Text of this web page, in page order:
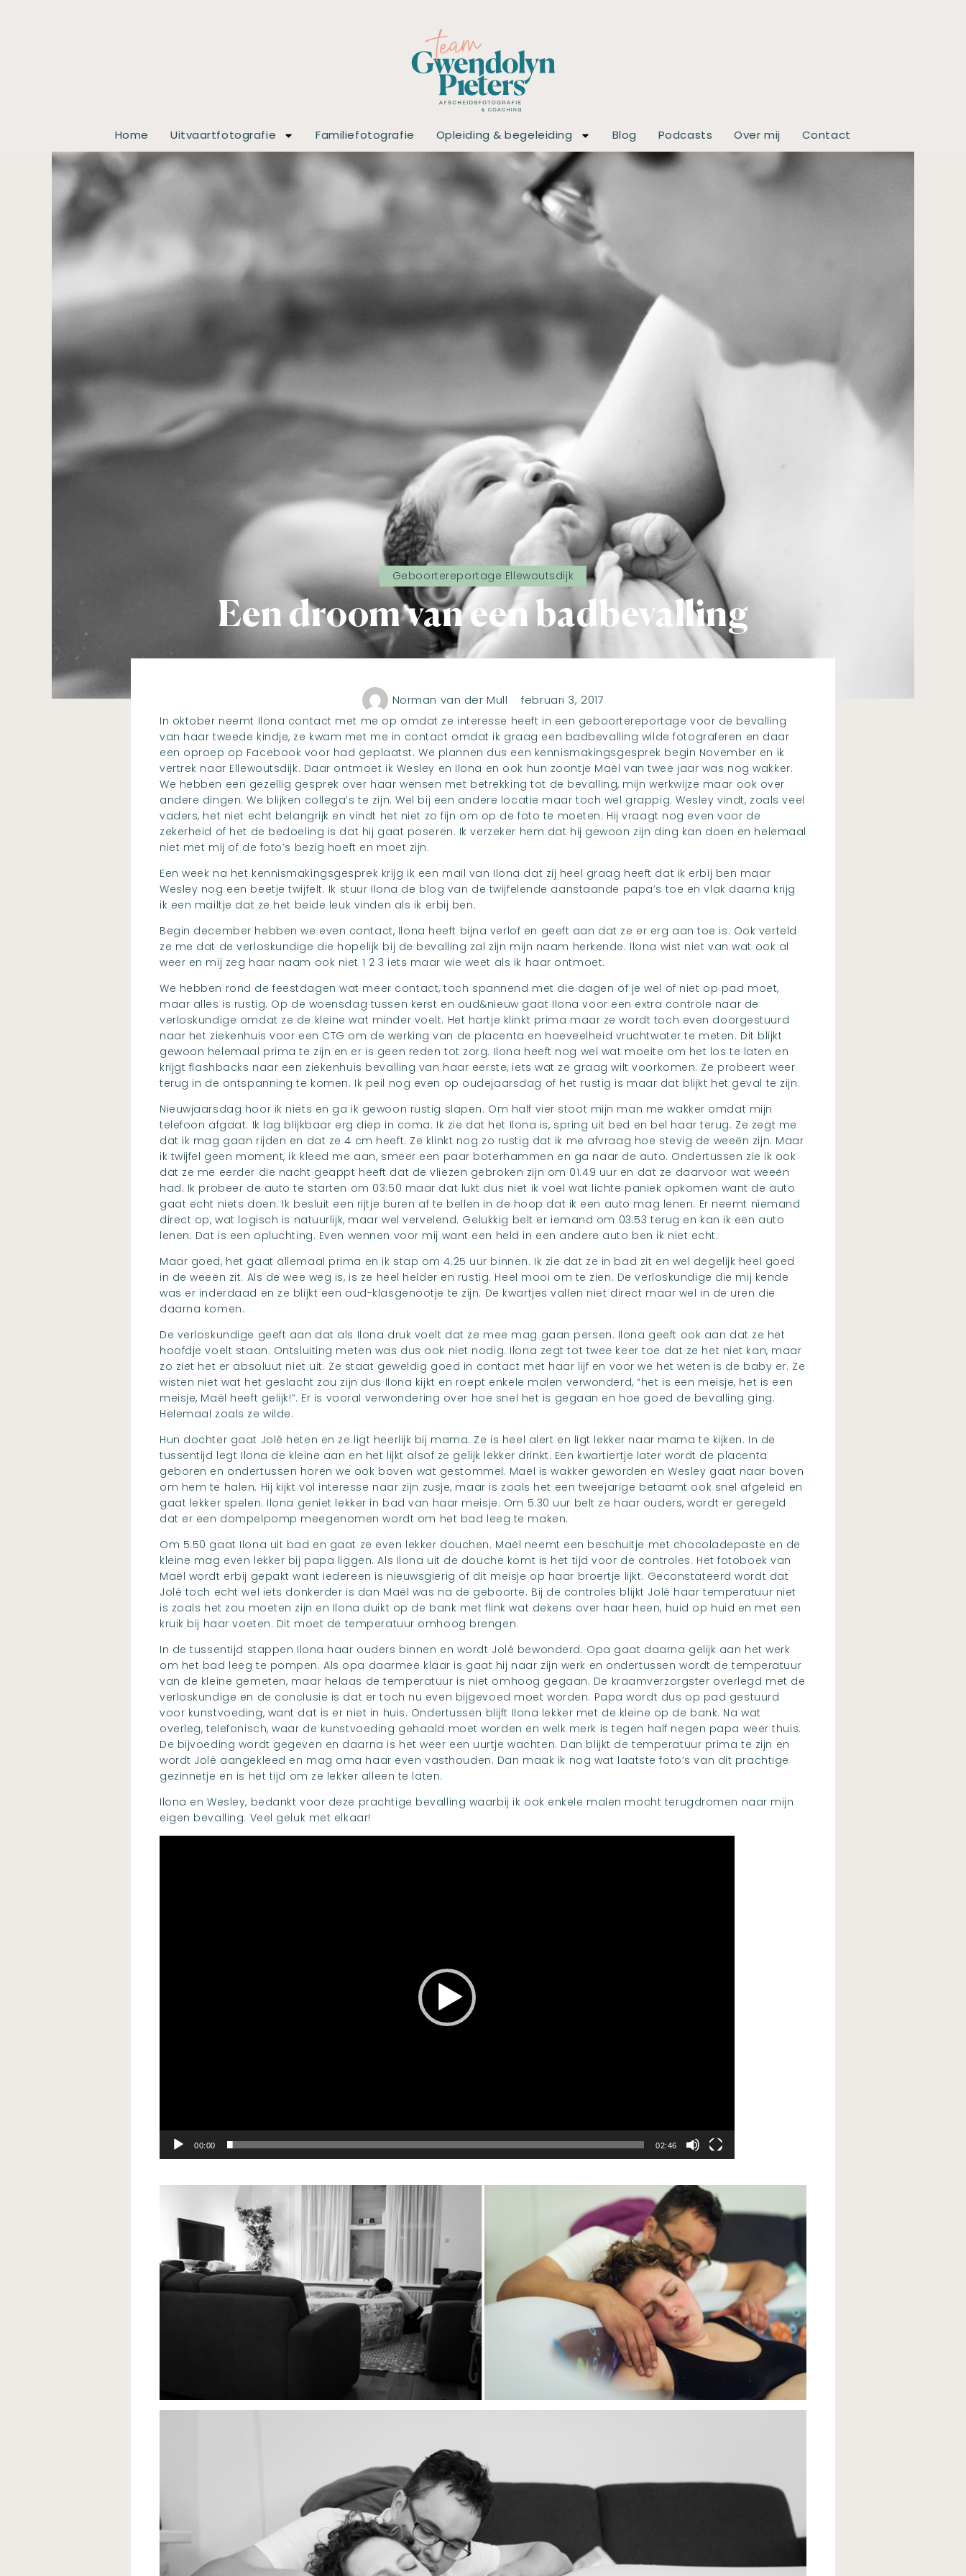
Home Uitvaartfotografie Familiefotografie Opleiding & begeleiding Blog Podcasts Over mij Contact
Geboortereportage Ellewoutsdijk
Een droom van een badbevalling
Norman van der Mull februari 3, 2017
In oktober neemt Ilona contact met me op omdat ze interesse heeft in een geboortereportage voor de bevalling
van haar tweede kindje, ze kwam met me in contact omdat ik graag een badbevalling wilde fotograferen en daar
een oproep op Facebook voor had geplaatst. We plannen dus een kennismakingsgesprek begin November en ik
vertrek naar Ellewoutsdijk. Daar ontmoet ik Wesley en Ilona en ook hun zoontje Maël van twee jaar was nog wakker.
We hebben een gezellig gesprek over haar wensen met betrekking tot de bevalling, mijn werkwijze maar ook over
andere dingen. We blijken collega’s te zijn. Wel bij een andere locatie maar toch wel grappig. Wesley vindt, zoals veel
vaders, het niet echt belangrijk en vindt het niet zo fijn om op de foto te moeten. Hij vraagt nog even voor de
zekerheid of het de bedoeling is dat hij gaat poseren. Ik verzeker hem dat hij gewoon zijn ding kan doen en helemaal
niet met mij of de foto’s bezig hoeft en moet zijn.
Een week na het kennismakingsgesprek krijg ik een mail van Ilona dat zij heel graag heeft dat ik erbij ben maar
Wesley nog een beetje twijfelt. Ik stuur Ilona de blog van de twijfelende aanstaande papa’s toe en vlak daarna krijg
ik een mailtje dat ze het beide leuk vinden als ik erbij ben.
Begin december hebben we even contact, Ilona heeft bijna verlof en geeft aan dat ze er erg aan toe is. Ook verteld
ze me dat de verloskundige die hopelijk bij de bevalling zal zijn mijn naam herkende. Ilona wist niet van wat ook al
weer en mij zeg haar naam ook niet 1 2 3 iets maar wie weet als ik haar ontmoet.
We hebben rond de feestdagen wat meer contact, toch spannend met die dagen of je wel of niet op pad moet,
maar alles is rustig. Op de woensdag tussen kerst en oud&nieuw gaat Ilona voor een extra controle naar de
verloskundige omdat ze de kleine wat minder voelt. Het hartje klinkt prima maar ze wordt toch even doorgestuurd
naar het ziekenhuis voor een CTG om de werking van de placenta en hoeveelheid vruchtwater te meten. Dit blijkt
gewoon helemaal prima te zijn en er is geen reden tot zorg. Ilona heeft nog wel wat moeite om het los te laten en
krijgt flashbacks naar een ziekenhuis bevalling van haar eerste, iets wat ze graag wilt voorkomen. Ze probeert weer
terug in de ontspanning te komen. Ik peil nog even op oudejaarsdag of het rustig is maar dat blijkt het geval te zijn.
Nieuwjaarsdag hoor ik niets en ga ik gewoon rustig slapen. Om half vier stoot mijn man me wakker omdat mijn
telefoon afgaat. Ik lag blijkbaar erg diep in coma. Ik zie dat het Ilona is, spring uit bed en bel haar terug. Ze zegt me
dat ik mag gaan rijden en dat ze 4 cm heeft. Ze klinkt nog zo rustig dat ik me afvraag hoe stevig de weeën zijn. Maar
ik twijfel geen moment, ik kleed me aan, smeer een paar boterhammen en ga naar de auto. Ondertussen zie ik ook
dat ze me eerder die nacht geappt heeft dat de vliezen gebroken zijn om 01.49 uur en dat ze daarvoor wat weeën
had. Ik probeer de auto te starten om 03:50 maar dat lukt dus niet ik voel wat lichte paniek opkomen want de auto
gaat echt niets doen. Ik besluit een rijtje buren af te bellen in de hoop dat ik een auto mag lenen. Er neemt niemand
direct op, wat logisch is natuurlijk, maar wel vervelend. Gelukkig belt er iemand om 03:53 terug en kan ik een auto
lenen. Dat is een opluchting. Even wennen voor mij want een held in een andere auto ben ik niet echt.
Maar goed, het gaat allemaal prima en ik stap om 4.25 uur binnen. Ik zie dat ze in bad zit en wel degelijk heel goed
in de weeën zit. Als de wee weg is, is ze heel helder en rustig. Heel mooi om te zien. De verloskundige die mij kende
was er inderdaad en ze blijkt een oud-klasgenootje te zijn. De kwartjes vallen niet direct maar wel in de uren die
daarna komen.
De verloskundige geeft aan dat als Ilona druk voelt dat ze mee mag gaan persen. Ilona geeft ook aan dat ze het
hoofdje voelt staan. Ontsluiting meten was dus ook niet nodig. Ilona zegt tot twee keer toe dat ze het niet kan, maar
zo ziet het er absoluut niet uit. Ze staat geweldig goed in contact met haar lijf en voor we het weten is de baby er. Ze
wisten niet wat het geslacht zou zijn dus Ilona kijkt en roept enkele malen verwonderd, “het is een meisje, het is een
meisje, Maël heeft gelijk!”. Er is vooral verwondering over hoe snel het is gegaan en hoe goed de bevalling ging.
Helemaal zoals ze wilde.
Hun dochter gaat Jolé heten en ze ligt heerlijk bij mama. Ze is heel alert en ligt lekker naar mama te kijken. In de
tussentijd legt Ilona de kleine aan en het lijkt alsof ze gelijk lekker drinkt. Een kwartiertje later wordt de placenta
geboren en ondertussen horen we ook boven wat gestommel. Maël is wakker geworden en Wesley gaat naar boven
om hem te halen. Hij kijkt vol interesse naar zijn zusje, maar is zoals het een tweejarige betaamt ook snel afgeleid en
gaat lekker spelen. Ilona geniet lekker in bad van haar meisje. Om 5.30 uur belt ze haar ouders, wordt er geregeld
dat er een dompelpomp meegenomen wordt om het bad leeg te maken.
Om 5:50 gaat Ilona uit bad en gaat ze even lekker douchen. Maël neemt een beschuitje met chocoladepaste en de
kleine mag even lekker bij papa liggen. Als Ilona uit de douche komt is het tijd voor de controles. Het fotoboek van
Maël wordt erbij gepakt want iedereen is nieuwsgierig of dit meisje op haar broertje lijkt. Geconstateerd wordt dat
Jolé toch echt wel iets donkerder is dan Maël was na de geboorte. Bij de controles blijkt Jolé haar temperatuur niet
is zoals het zou moeten zijn en Ilona duikt op de bank met flink wat dekens over haar heen, huid op huid en met een
kruik bij haar voeten. Dit moet de temperatuur omhoog brengen.
In de tussentijd stappen Ilona haar ouders binnen en wordt Jolé bewonderd. Opa gaat daarna gelijk aan het werk
om het bad leeg te pompen. Als opa daarmee klaar is gaat hij naar zijn werk en ondertussen wordt de temperatuur
van de kleine gemeten, maar helaas de temperatuur is niet omhoog gegaan. De kraamverzorgster overlegd met de
verloskundige en de conclusie is dat er toch nu even bijgevoed moet worden. Papa wordt dus op pad gestuurd
voor kunstvoeding, want dat is er niet in huis. Ondertussen blijft Ilona lekker met de kleine op de bank. Na wat
overleg, telefonisch, waar de kunstvoeding gehaald moet worden en welk merk is tegen half negen papa weer thuis.
De bijvoeding wordt gegeven en daarna is het weer een uurtje wachten. Dan blijkt de temperatuur prima te zijn en
wordt Jolé aangekleed en mag oma haar even vasthouden. Dan maak ik nog wat laatste foto’s van dit prachtige
gezinnetje en is het tijd om ze lekker alleen te laten.
Ilona en Wesley, bedankt voor deze prachtige bevalling waarbij ik ook enkele malen mocht terugdromen naar mijn
eigen bevalling. Veel geluk met elkaar!
00:00 02:46